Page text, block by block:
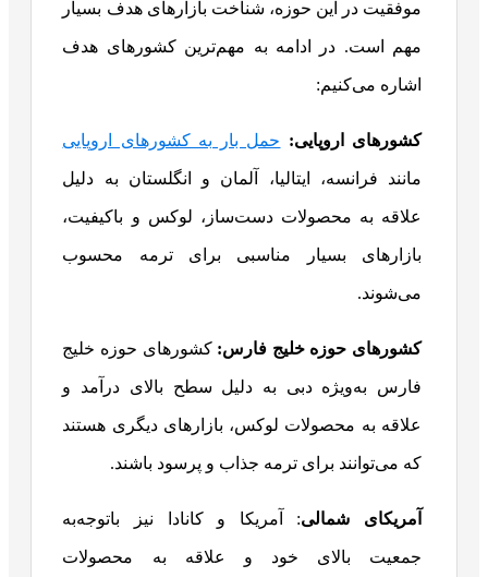
موفقیت در این حوزه، شناخت بازارهای هدف بسیار
مهم است. در ادامه به مهم‌ترین کشورهای هدف
اشاره می‌کنیم:
کشورهای اروپایی: حمل بار به کشورهای اروپایی
مانند فرانسه، ایتالیا، آلمان و انگلستان به دلیل
علاقه به محصولات دست‌ساز، لوکس و باکیفیت،
بازارهای بسیار مناسبی برای ترمه محسوب
می‌شوند.
کشورهای حوزه خلیج فارس:کشورهای حوزه خلیج
فارس به‌ویژه دبی به دلیل سطح بالای درآمد و
علاقه به محصولات لوکس، بازارهای دیگری هستند
که می‌توانند برای ترمه جذاب و پرسود باشند.
آمریکای شمالی: آمریکا و کانادا نیز باتوجه‌به
جمعیت بالای خود و علاقه به محصولات